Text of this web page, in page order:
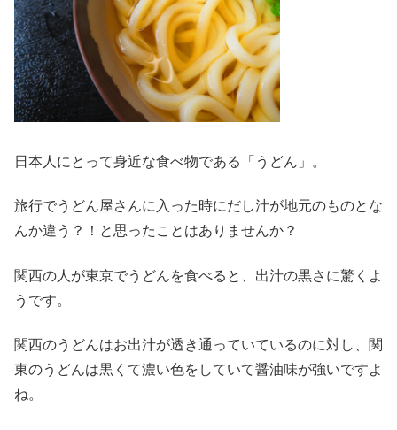
日本人にとって身近な食べ物である「うどん」。
旅行でうどん屋さんに入った時にだし汁が地元のものとな
んか違う？！と思ったことはありませんか？
関西の人が東京でうどんを食べると、出汁の黒さに驚くよ
うです。
関西のうどんはお出汁が透き通っていているのに対し、関
東のうどんは黒くて濃い色をしていて醤油味が強いですよ
ね。